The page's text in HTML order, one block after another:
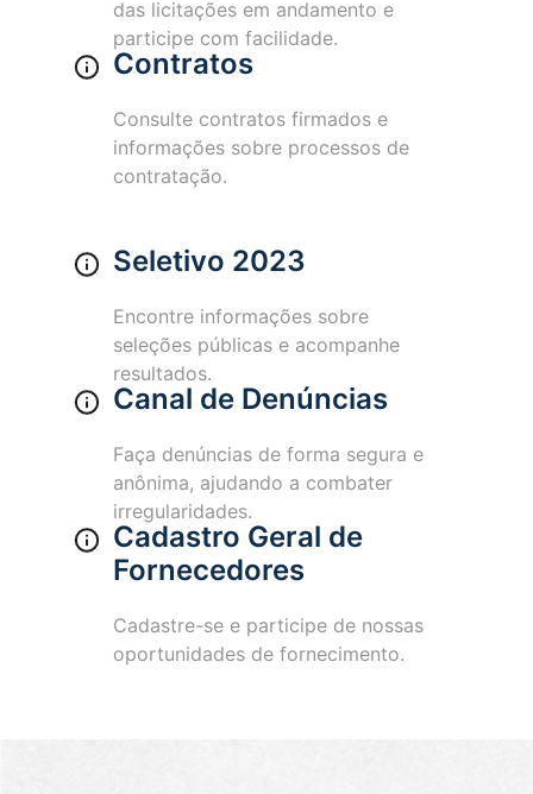
das licitações em andamento e
participe com facilidade.
Contratos
Consulte contratos firmados e
informações sobre processos de
contratação.
Seletivo 2023
Encontre informações sobre
seleções públicas e acompanhe
resultados.
Canal de Denúncias
Faça denúncias de forma segura e
anônima, ajudando a combater
irregularidades.
Cadastro Geral de
Fornecedores
Cadastre-se e participe de nossas
oportunidades de fornecimento.